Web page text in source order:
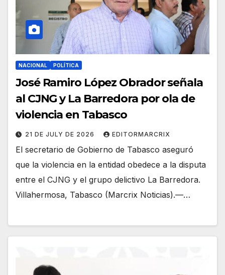
NACIONAL POLÍTICA
José Ramiro López Obrador señala
al CJNG y La Barredora por ola de
violencia en Tabasco
21 DE JULY DE 2026 EDITORMARCRIX
El secretario de Gobierno de Tabasco aseguró
que la violencia en la entidad obedece a la disputa
entre el CJNG y el grupo delictivo La Barredora.
Villahermosa, Tabasco (Marcrix Noticias).—…